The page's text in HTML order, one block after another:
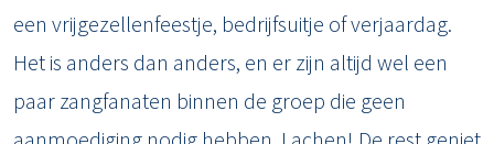
een vrijgezellenfeestje, bedrijfsuitje of verjaardag.
Het is anders dan anders, en er zijn altijd wel een
paar zangfanaten binnen de groep die geen